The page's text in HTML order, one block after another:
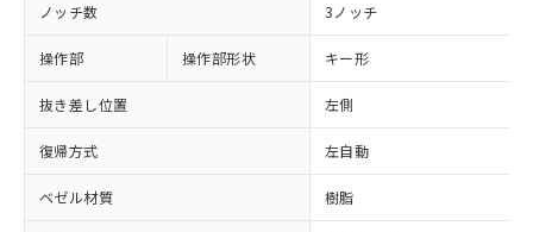
ノッチ数 3ノッチ
操作部 操作部形状 キー形
抜き差し位置 左側
復帰方式 左自動
ベゼル材質 樹脂